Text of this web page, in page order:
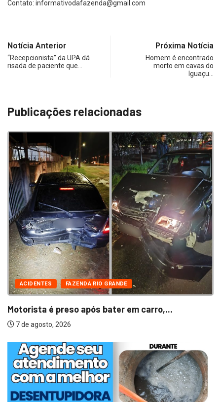
Contato: informativodafazenda@gmail.com
Notícia Anterior
“Recepcionista” da UPA dá
risada de paciente que…
Próxima Notícia
Homem é encontrado
morto em cavas do
Iguaçu…
Publicações relacionadas
ACIDENTES FAZENDA RIO GRANDE
Motorista é preso após bater em carro,...
7 de agosto, 2026